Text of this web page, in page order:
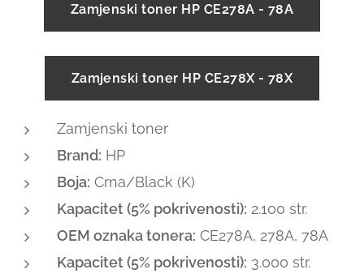
Zamjenski toner HP CE278A - 78A
Zamjenski toner HP CE278X - 78X
Zamjenski toner
Brand: HP
Boja: Crna/Black (K)
Kapacitet (5% pokrivenosti): 2.100 str.
OEM oznaka tonera: CE278A, 278A, 78A
Kapacitet (5% pokrivenosti): 3.000 str.